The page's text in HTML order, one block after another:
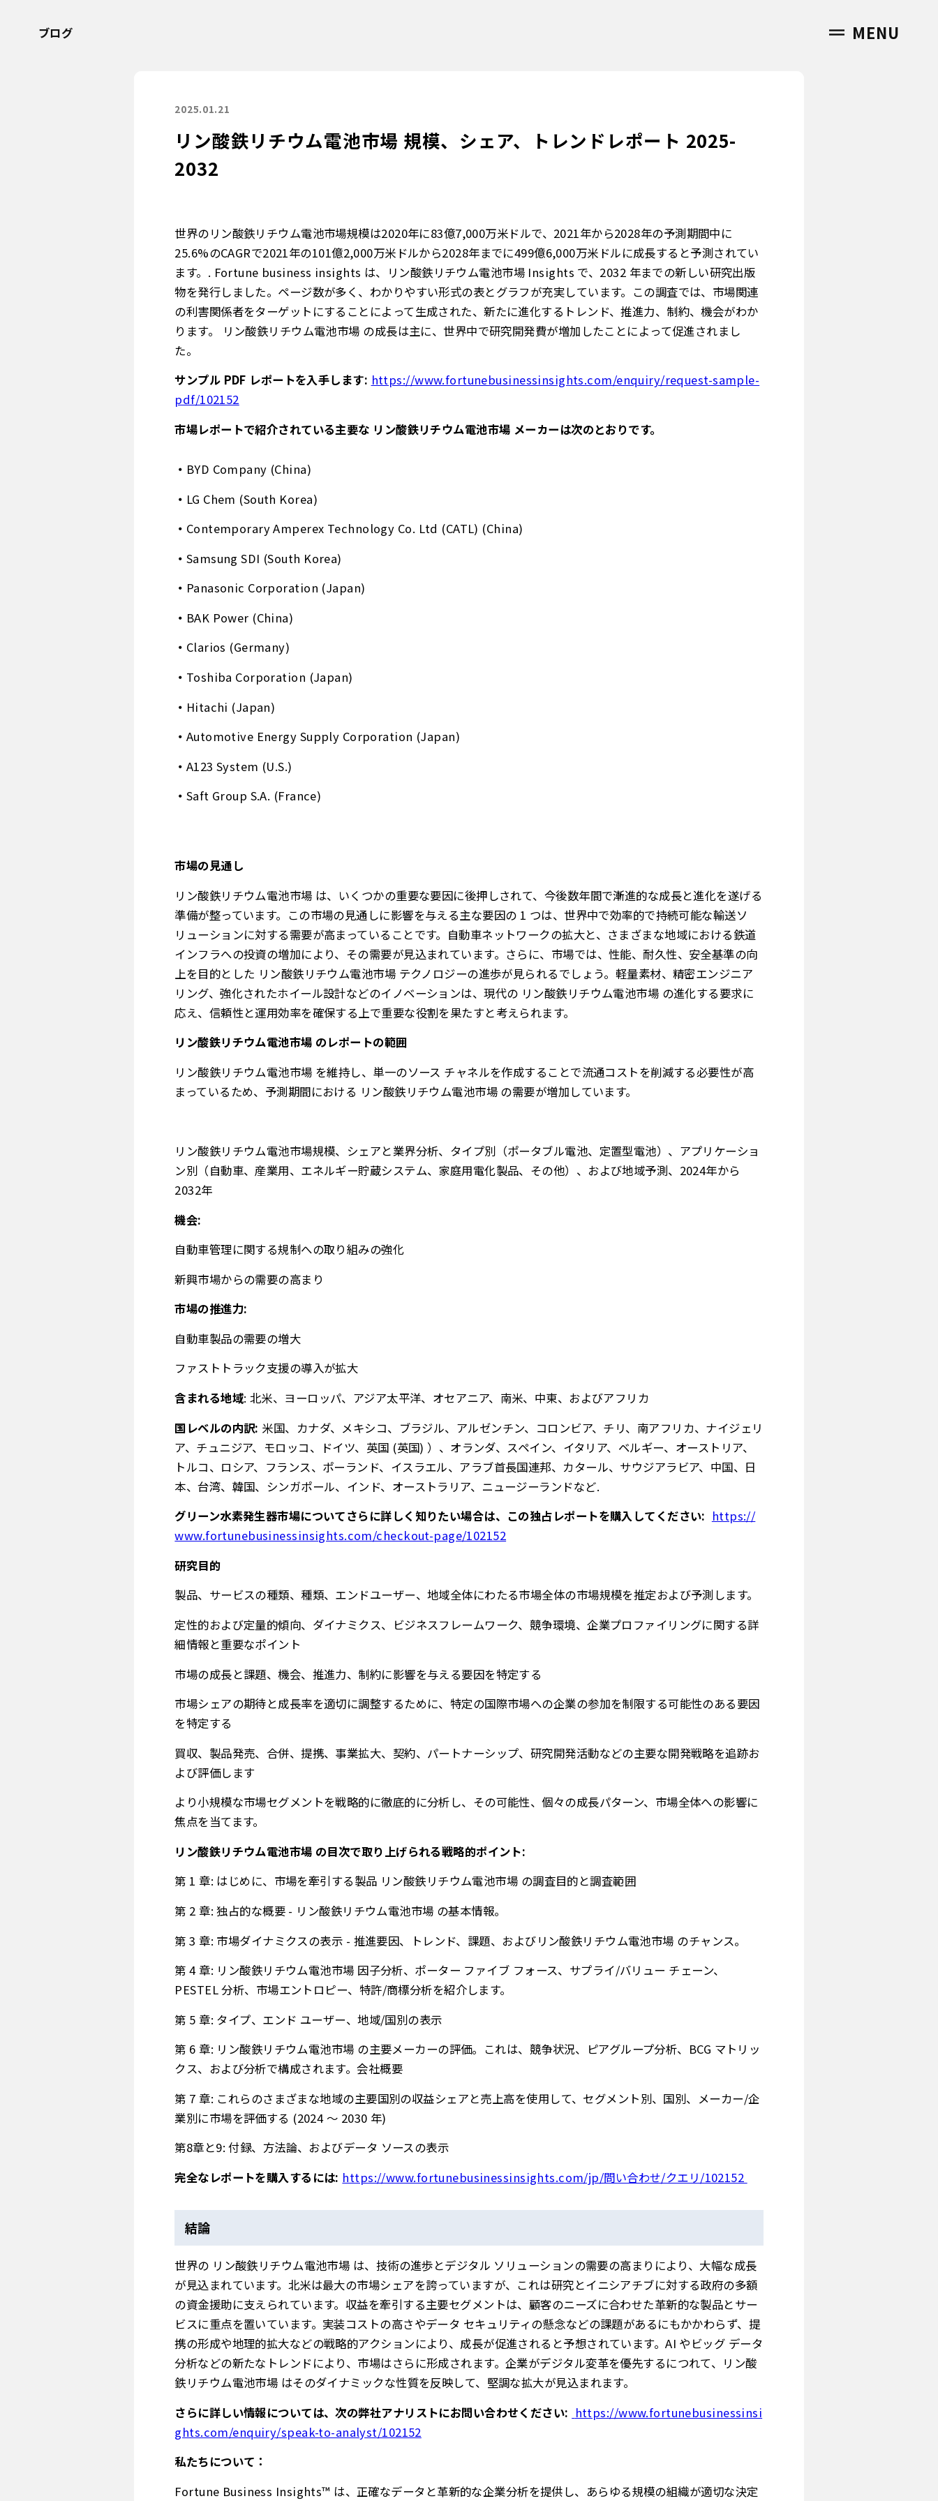
ブログ MENU
2025.01.21
リン酸鉄リチウム電池市場 規模、シェア、トレンドレポート 2025-
2032
世界のリン酸鉄リチウム電池市場規模は2020年に83億7,000万米ドルで、2021年から2028年の予測期間中に
25.6%のCAGRで2021年の101億2,000万米ドルから2028年までに499億6,000万米ドルに成長すると予測されてい
ます。. Fortune business insights は、リン酸鉄リチウム電池市場 Insights で、2032 年までの新しい研究出版
物を発行しました。ページ数が多く、わかりやすい形式の表とグラフが充実しています。この調査では、市場関連
の利害関係者をターゲットにすることによって生成された、新たに進化するトレンド、推進力、制約、機会がわか
ります。 リン酸鉄リチウム電池市場 の成長は主に、世界中で研究開発費が増加したことによって促進されまし
た。
サンプル PDF レポートを入手します: https://www.fortunebusinessinsights.com/enquiry/request-sample-
pdf/102152
市場レポートで紹介されている主要な リン酸鉄リチウム電池市場 メーカーは次のとおりです。
BYD Company (China)
LG Chem (South Korea)
Contemporary Amperex Technology Co. Ltd (CATL) (China)
Samsung SDI (South Korea)
Panasonic Corporation (Japan)
BAK Power (China)
Clarios (Germany)
Toshiba Corporation (Japan)
Hitachi (Japan)
Automotive Energy Supply Corporation (Japan)
A123 System (U.S.)
Saft Group S.A. (France)
市場の見通し
リン酸鉄リチウム電池市場 は、いくつかの重要な要因に後押しされて、今後数年間で漸進的な成長と進化を遂げる
準備が整っています。この市場の見通しに影響を与える主な要因の 1 つは、世界中で効率的で持続可能な輸送ソ
リューションに対する需要が高まっていることです。自動車ネットワークの拡大と、さまざまな地域における鉄道
インフラへの投資の増加により、その需要が見込まれています。さらに、市場では、性能、耐久性、安全基準の向
上を目的とした リン酸鉄リチウム電池市場 テクノロジーの進歩が見られるでしょう。軽量素材、精密エンジニア
リング、強化されたホイール設計などのイノベーションは、現代の リン酸鉄リチウム電池市場 の進化する要求に
応え、信頼性と運用効率を確保する上で重要な役割を果たすと考えられます。
リン酸鉄リチウム電池市場 のレポートの範囲
リン酸鉄リチウム電池市場 を維持し、単一のソース チャネルを作成することで流通コストを削減する必要性が高
まっているため、予測期間における リン酸鉄リチウム電池市場 の需要が増加しています。
リン酸鉄リチウム電池市場規模、シェアと業界分析、タイプ別（ポータブル電池、定置型電池）、アプリケーショ
ン別（自動車、産業用、エネルギー貯蔵システム、家庭用電化製品、その他）、および地域予測、2024年から
2032年
機会:
自動車管理に関する規制への取り組みの強化
新興市場からの需要の高まり
市場の推進力:
自動車製品の需要の増大
ファストトラック支援の導入が拡大
含まれる地域: 北米、ヨーロッパ、アジア太平洋、オセアニア、南米、中東、およびアフリカ
国レベルの内訳: 米国、カナダ、メキシコ、ブラジル、アルゼンチン、コロンビア、チリ、南アフリカ、ナイジェリ
ア、チュニジア、モロッコ、ドイツ、英国 (英国) ）、オランダ、スペイン、イタリア、ベルギー、オーストリア、
トルコ、ロシア、フランス、ポーランド、イスラエル、アラブ首長国連邦、カタール、サウジアラビア、中国、日
本、台湾、韓国、シンガポール、インド、オーストラリア、ニュージーランドなど.
グリーン水素発生器市場についてさらに詳しく知りたい場合は、この独占レポートを購入してください: https://
www.fortunebusinessinsights.com/checkout-page/102152
研究目的
製品、サービスの種類、種類、エンドユーザー、地域全体にわたる市場全体の市場規模を推定および予測します。
定性的および定量的傾向、ダイナミクス、ビジネスフレームワーク、競争環境、企業プロファイリングに関する詳
細情報と重要なポイント
市場の成長と課題、機会、推進力、制約に影響を与える要因を特定する
市場シェアの期待と成長率を適切に調整するために、特定の国際市場への企業の参加を制限する可能性のある要因
を特定する
買収、製品発売、合併、提携、事業拡大、契約、パートナーシップ、研究開発活動などの主要な開発戦略を追跡お
よび評価します
より小規模な市場セグメントを戦略的に徹底的に分析し、その可能性、個々の成長パターン、市場全体への影響に
焦点を当てます。
リン酸鉄リチウム電池市場 の目次で取り上げられる戦略的ポイント:
第 1 章: はじめに、市場を牽引する製品 リン酸鉄リチウム電池市場 の調査目的と調査範囲
第 2 章: 独占的な概要 - リン酸鉄リチウム電池市場 の基本情報。
第 3 章: 市場ダイナミクスの表示 - 推進要因、トレンド、課題、およびリン酸鉄リチウム電池市場 のチャンス。
第 4 章: リン酸鉄リチウム電池市場 因子分析、ポーター ファイブ フォース、サプライ/バリュー チェーン、
PESTEL 分析、市場エントロピー、特許/商標分析を紹介します。
第 5 章: タイプ、エンド ユーザー、地域/国別の表示
第 6 章: リン酸鉄リチウム電池市場 の主要メーカーの評価。これは、競争状況、ピアグループ分析、BCG マトリッ
クス、および分析で構成されます。会社概要
第 7 章: これらのさまざまな地域の主要国別の収益シェアと売上高を使用して、セグメント別、国別、メーカー/企
業別に市場を評価する (2024 ～ 2030 年)
第8章と9: 付録、方法論、およびデータ ソースの表示
完全なレポートを購入するには: https://www.fortunebusinessinsights.com/jp/問い合わせ/クエリ/102152
結論
世界の リン酸鉄リチウム電池市場 は、技術の進歩とデジタル ソリューションの需要の高まりにより、大幅な成長
が見込まれています。北米は最大の市場シェアを誇っていますが、これは研究とイニシアチブに対する政府の多額
の資金援助に支えられています。収益を牽引する主要セグメントは、顧客のニーズに合わせた革新的な製品とサー
ビスに重点を置いています。実装コストの高さやデータ セキュリティの懸念などの課題があるにもかかわらず、提
携の形成や地理的拡大などの戦略的アクションにより、成長が促進されると予想されています。AI やビッグ データ
分析などの新たなトレンドにより、市場はさらに形成されます。企業がデジタル変革を優先するにつれて、リン酸
鉄リチウム電池市場 はそのダイナミックな性質を反映して、堅調な拡大が見込まれます。
さらに詳しい情報については、次の弊社アナリストにお問い合わせください: https://www.fortunebusinessinsi
ghts.com/enquiry/speak-to-analyst/102152
私たちについて：
Fortune Business Insights™ は、正確なデータと革新的な企業分析を提供し、あらゆる規模の組織が適切な決定